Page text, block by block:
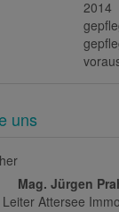
2014
uns
Mag. Jürgen
Leiter Attersee